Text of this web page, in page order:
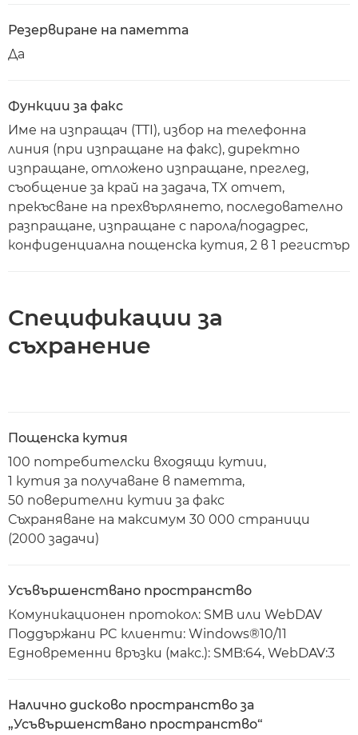
Резервиране на паметта
Да
Функции за факс
Име на изпращач (TTI), избор на телефонна
линия (при изпращане на факс), директно
изпращане, отложено изпращане, преглед,
съобщение за край на задача, TX отчет,
прекъсване на прехвърлянето, последователно
разпращане, изпращане с парола/подадрес,
конфиденциална пощенска кутия, 2 в 1 регистър
Спецификации за
съхранение
Пощенска кутия
100 потребителски входящи кутии,
1 кутия за получаване в паметта,
50 поверителни кутии за факс
Съхраняване на максимум 30 000 страници
(2000 задачи)
Усъвършенствано пространство
Комуникационен протокол: SMB или WebDAV
Поддържани PC клиенти: Windows®10/11
Едновременни връзки (макс.): SMB:64, WebDAV:3
Налично дисково пространство за
„Усъвършенствано пространство“